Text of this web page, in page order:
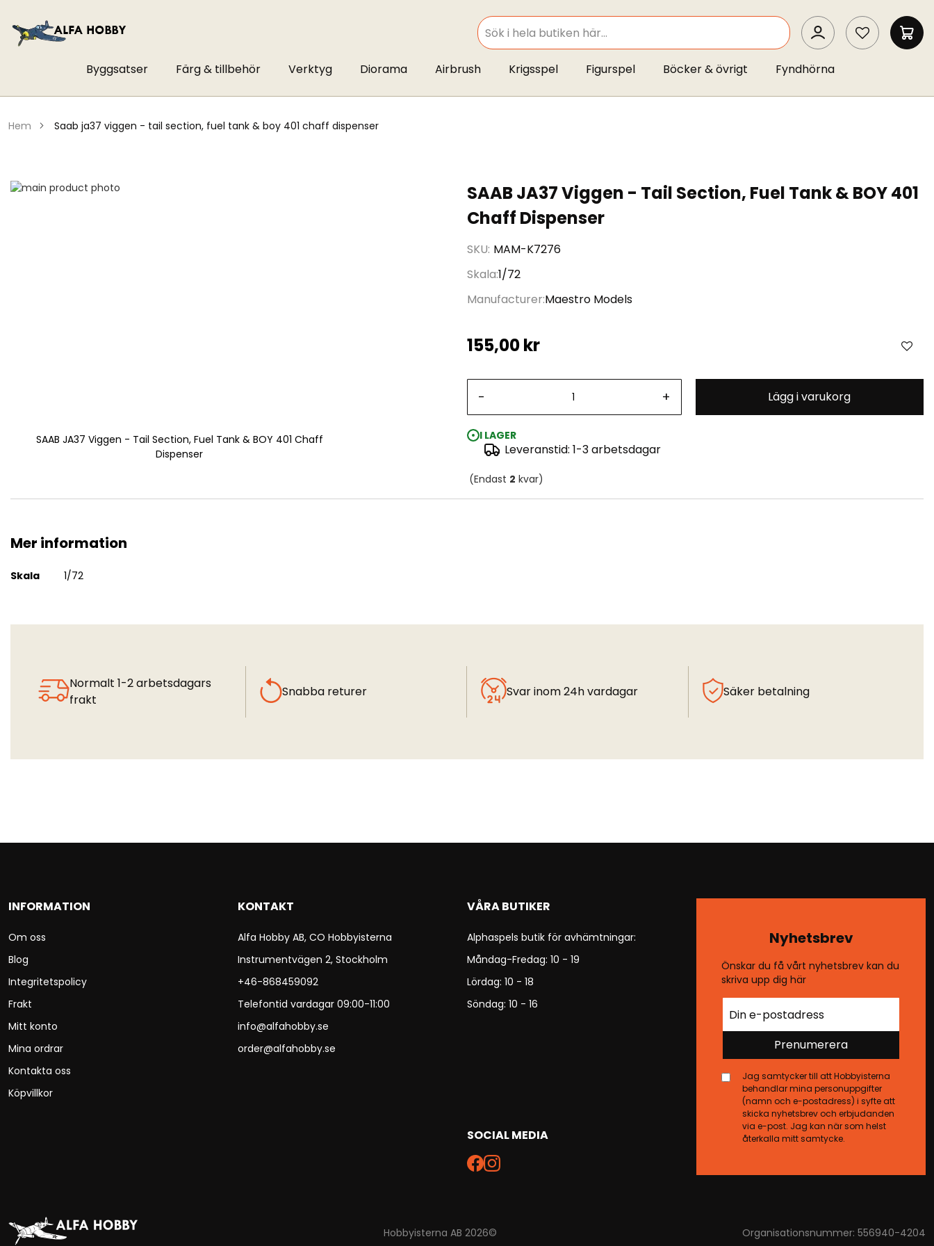
SEARCH
SEARCH
MIN
Byggsatser Färg & tillbehör Verktyg Diorama Airbrush Krigsspel Figurspel Böcker & övrigt Fyndhörna
hem saab ja37 viggen - tail section, fuel tank & boy 401 chaff dispenser
SAAB JA37 Viggen - Tail Section, Fuel Tank & BOY 401
Chaff Dispenser
SKU MAM-K7276
Skala1/72
Manufacturer Maestro Models
155,00 kr
- + Lägg i varukorg
I LAGER
Leveranstid: 1-3 arbetsdagar
(Endast 2 kvar)
Hoppa
SAAB JA37 Viggen - Tail Section, Fuel Tank & BOY 401 Chaff
Dispenser
Mer information
Mer
Skala 1/72
Normalt 1-2 arbetsdagars
frakt
Snabba returer Svar inom 24h vardagar Säker betalning
INFORMATION
Om oss
Blog
Integritetspolicy
Frakt
Mitt konto
Mina ordrar
Kontakta oss
Köpvillkor
KONTAKT
Alfa Hobby AB, CO Hobbyisterna
Instrumentvägen 2, Stockholm
+46-868459092
Telefontid vardagar 09:00-11:00
info@alfahobby.se
order@alfahobby.se
VÅRA BUTIKER
Alphaspels butik för avhämtningar:
Måndag-Fredag: 10 - 19
Lördag: 10 - 18
Söndag: 10 - 16
SOCIAL MEDIA
Nyhetsbrev
Önskar du få vårt nyhetsbrev kan du
skriva upp dig här
Prenumerera
Jag samtycker till att Hobbyisterna
behandlar mina personuppgifter
(namn och e-postadress) i syfte att
skicka nyhetsbrev och erbjudanden
via e-post. Jag kan när som helst
återkalla mitt samtycke.
Hobbyisterna AB 2026© Organisationsnummer: 556940-4204